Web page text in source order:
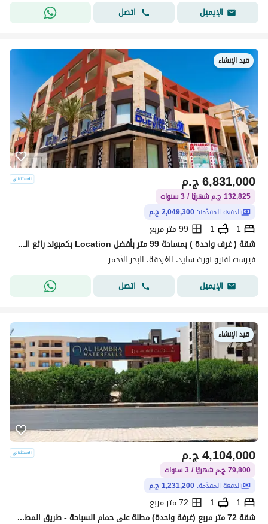
الإيميل
اتصل
قيد الإنشاء
ج.م6,831,000
132,825 ج.م شهريًا / 3 سنوات
الدفعة المقدّمة: 2,049,300 ج.م
1
1
99 متر مربع
شقة ( غرف واحدة ) بمساحة 99 متر بأفضل Location بكمبوند رائع الخدمات على الممشى السياحى مباشرة ( Hurghada - البحر الأحمر ) من أكا للتنمية العقارية .
فيرست افنيو نورث سايد، الغردقة، البحر الأحمر
الإيميل
اتصل
قيد الإنشاء
ج.م4,104,000
79,800 ج.م شهريًا / 3 سنوات
الدفعة المقدّمة: 1,231,200 ج.م
1
1
72 متر مربع
شقة 72 متر مربع (غرفة واحدة) مطلة على حمام السباحة - طريق المطار - أمام كارفور ماركت - الغردقة - البحر الأحمر .